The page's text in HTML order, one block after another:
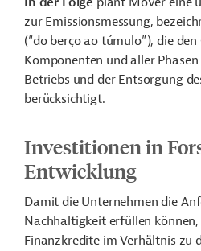
zur Emissionsmessung,
(“do berço ao túmulo”), die
Komponenten und aller
Betriebs und der Entsorgung
berücksichtigt.
Investitionen in
Entwicklung
Damit die Unternehmen die
Nachhaltigkeit erfüllen
Finanzkredite im Verhältnis zu